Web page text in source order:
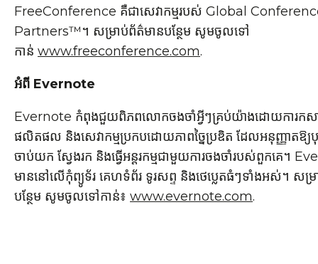
FreeConference គឺជាសេវាកម្មរបស់ Global
Partners™។ សម្រាប់ព័ត៌មានបន្ថែម សូមចូលទៅ
កាន់ www.freeconference.com.
អំពី Evernote
Evernote កំពុងជួយពិភពលោកចងចាំអ្វីៗគ្រប់យ៉ាងដោយការកស
ផលិតផល និងសេវាកម្មប្រកបដោយភាពច្នៃប្រឌិត ដែលអនុញ្ញាតឱ្យ
ចាប់យក ស្វែងរក និងធ្វើអន្តរកម្មជាមួយការចងចាំរបស់ពួកគេ។
មាននៅលើកុំព្យូទ័រ គេហទំព័រ ទូរសព្ទ និងថេប្លេតធំៗទាំងអស់។ សម្
បន្ថែម សូមចូលទៅកាន់៖ www.evernote.com.